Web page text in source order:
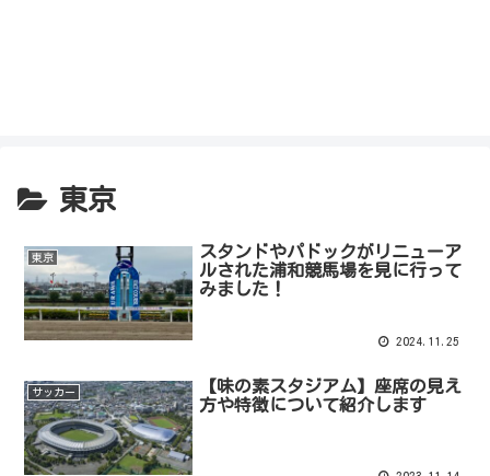
東京
東京
スタンドやパドックがリニューア
ルされた浦和競馬場を見に行って
みました！
2024.11.25
サッカー
【味の素スタジアム】座席の見え
方や特徴について紹介します